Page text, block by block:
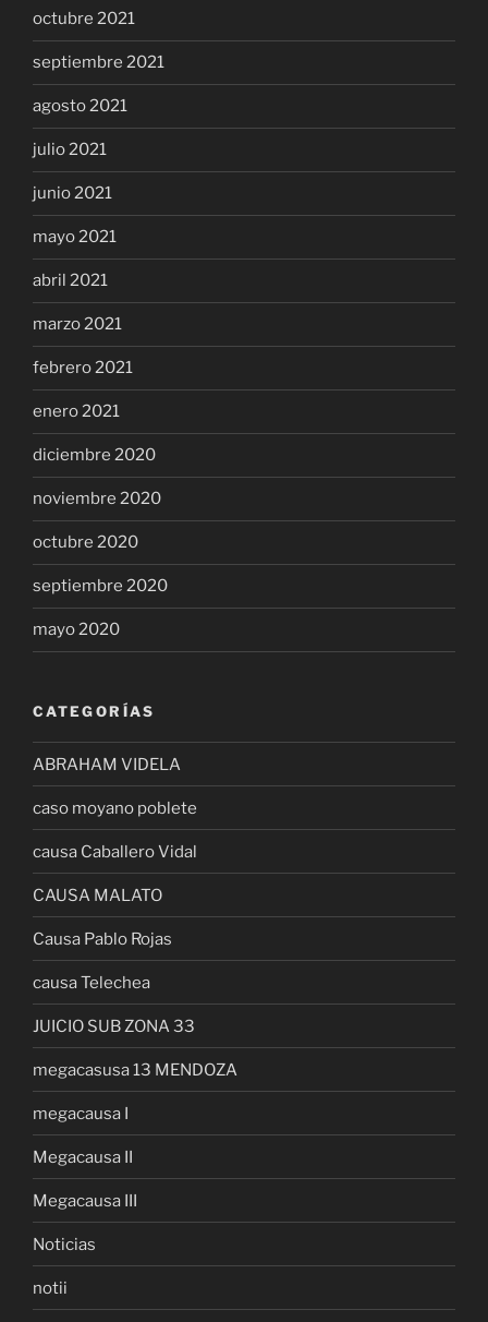
octubre 2021
septiembre 2021
agosto 2021
julio 2021
junio 2021
mayo 2021
abril 2021
marzo 2021
febrero 2021
enero 2021
diciembre 2020
noviembre 2020
octubre 2020
septiembre 2020
mayo 2020
CATEGORÍAS
ABRAHAM VIDELA
caso moyano poblete
causa Caballero Vidal
CAUSA MALATO
Causa Pablo Rojas
causa Telechea
JUICIO SUB ZONA 33
megacasusa 13 MENDOZA
megacausa I
Megacausa II
Megacausa III
Noticias
notii